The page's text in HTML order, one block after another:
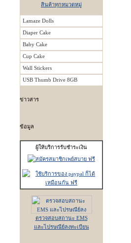
สินค้าทุกหมวดหมู่
Lamaze Dolls
Diaper Cake
Baby Cake
Cup Cake
Wall Stickers
USB Thumb Drive 8GB
ข่าวสาร
ข้อมูล
ผู้ให้บริการรับชำระเงิน
ตรวจสอบสถานะ EMS
และไปรษณีย์ลงทะเบียน